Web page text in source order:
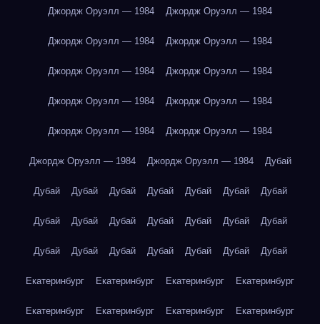
Джордж Оруэлл — 1984 Джордж Оруэлл — 1984
Джордж Оруэлл — 1984 Джордж Оруэлл — 1984
Джордж Оруэлл — 1984 Джордж Оруэлл — 1984
Джордж Оруэлл — 1984 Джордж Оруэлл — 1984
Джордж Оруэлл — 1984 Джордж Оруэлл — 1984
Джордж Оруэлл — 1984 Джордж Оруэлл — 1984 Дубай
Дубай Дубай Дубай Дубай Дубай Дубай Дубай
Дубай Дубай Дубай Дубай Дубай Дубай Дубай
Дубай Дубай Дубай Дубай Дубай Дубай Дубай
Екатеринбург Екатеринбург Екатеринбург Екатеринбург
Екатеринбург Екатеринбург Екатеринбург Екатеринбург